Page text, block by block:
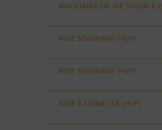
AUXILIAIRE DE VIE SOCIALE
AIDE SOIGNANT (H/F)
AIDE SOIGNANT (H/F)
AIDE A DOMICILE (H/F)